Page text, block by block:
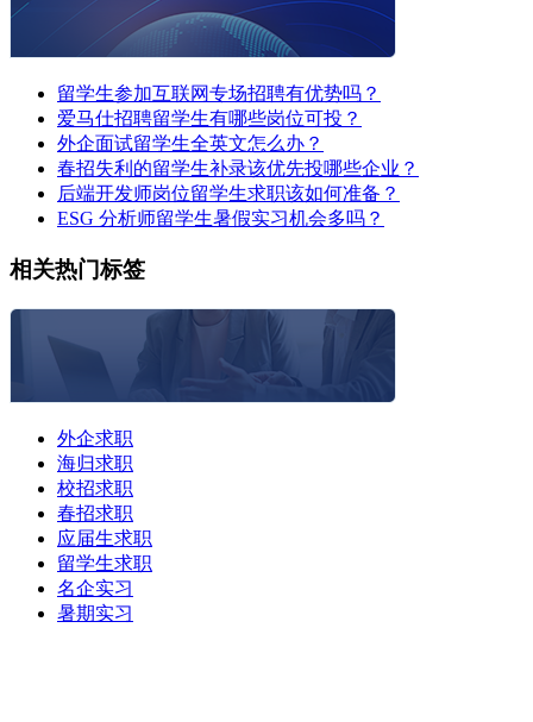
留学生参加互联网专场招聘有优势吗？
爱马仕招聘留学生有哪些岗位可投？
外企面试留学生全英文怎么办？
春招失利的留学生补录该优先投哪些企业？
后端开发师岗位留学生求职该如何准备？
ESG 分析师留学生暑假实习机会多吗？
相关热门标签
外企求职
海归求职
校招求职
春招求职
应届生求职
留学生求职
名企实习
暑期实习